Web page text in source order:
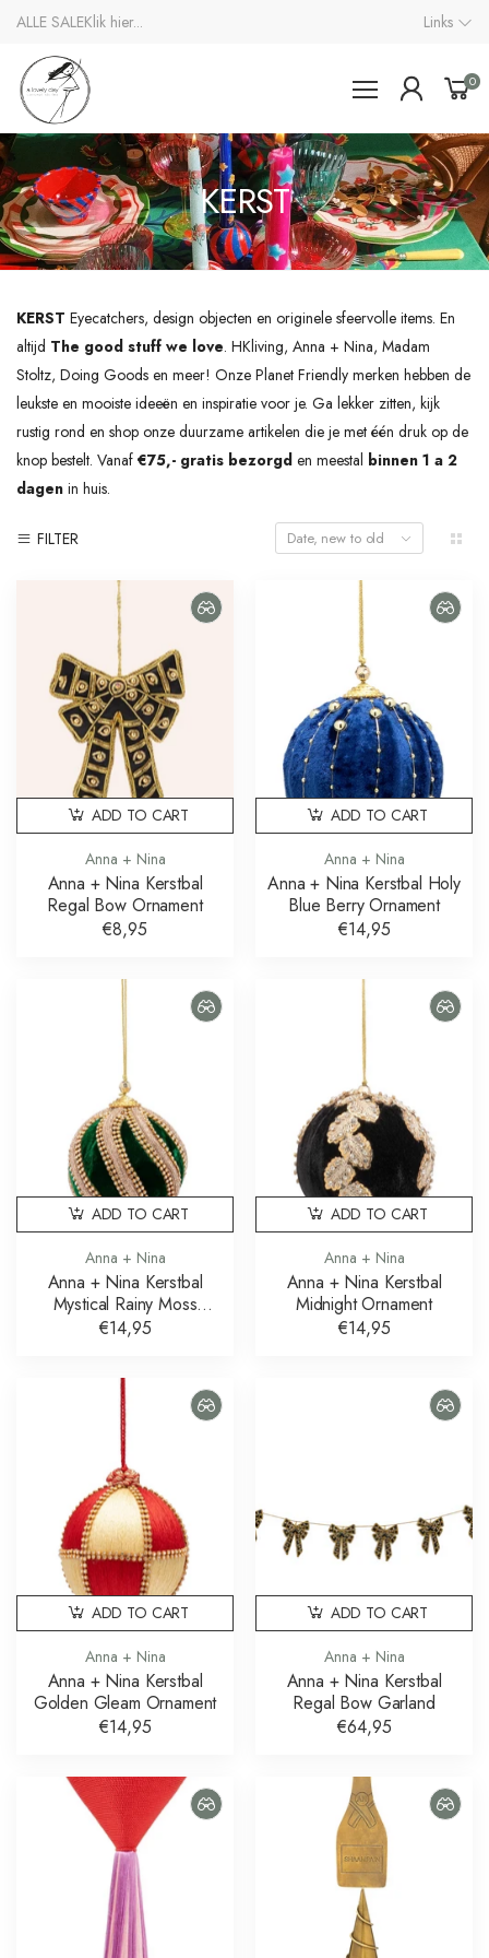
ALLE SALEKlik hier... Links
0
KERST
KERST Eyecatchers, design objecten en originele sfeervolle items. En
altijd The good stuff we love. HKliving, Anna + Nina, Madam
Stoltz, Doing Goods en meer! Onze Planet Friendly merken hebben de
leukste en mooiste ideeën en inspiratie voor je. Ga lekker zitten, kijk
rustig rond en shop onze duurzame artikelen die je met één druk op de
knop bestelt. Vanaf €75,- gratis bezorgd en meestal binnen 1 a 2
dagen in huis.
FILTER Date, new to old
Anna + Nina
Anna + Nina Kerstbal
Regal Bow Ornament
€8,95
ADD TO CART
Anna + Nina
Anna + Nina Kerstbal Holy
Blue Berry Ornament
€14,95
ADD TO CART
Anna + Nina
Anna + Nina Kerstbal
Mystical Rainy Moss
Ornament
€14,95
ADD TO CART
Anna + Nina
Anna + Nina Kerstbal
Midnight Ornament
€14,95
ADD TO CART
Anna + Nina
Anna + Nina Kerstbal
Golden Gleam Ornament
€14,95
ADD TO CART
Anna + Nina
Anna + Nina Kerstbal
Regal Bow Garland
€64,95
ADD TO CART